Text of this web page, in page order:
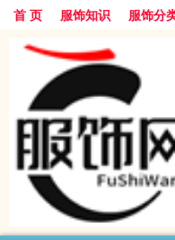
首 页 服饰知识 服饰分